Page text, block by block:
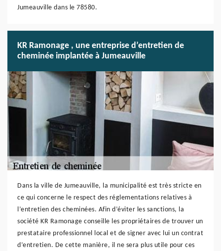
Jumeauville dans le 78580.
KR Ramonage , une entreprise d’entretien de
cheminée implantée à Jumeauville
Dans la ville de Jumeauville, la municipalité est très stricte en
ce qui concerne le respect des réglementations relatives à
l’entretien des cheminées. Afin d’éviter les sanctions, la
société KR Ramonage conseille les propriétaires de trouver un
prestataire professionnel local et de signer avec lui un contrat
d’entretien. De cette manière, il ne sera plus utile pour ces